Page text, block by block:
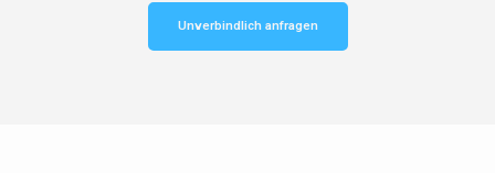
Unverbindlich anfragen